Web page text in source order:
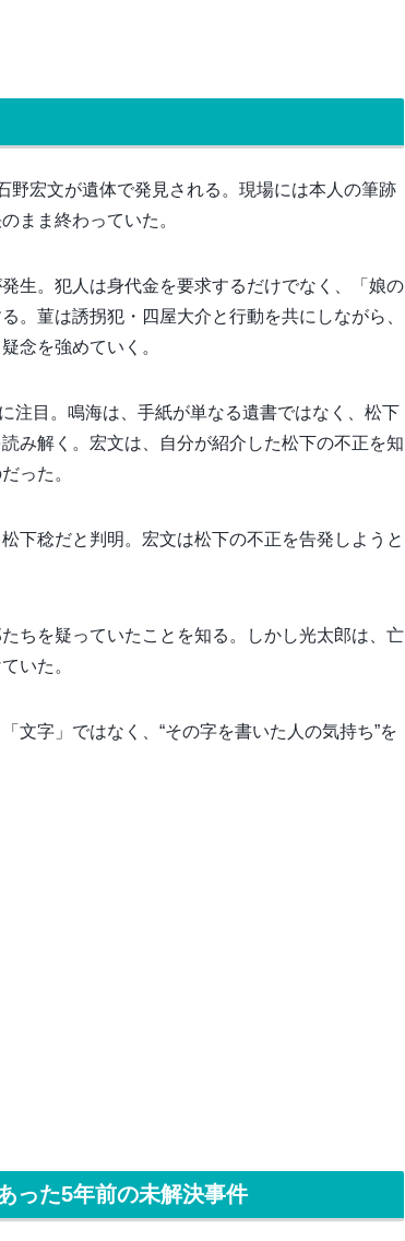
宏文が遺体で発見される。現場には本人の筆跡
まま終わっていた。
生。犯人は身代金を要求するだけでなく、「娘の
。菫は誘拐犯・四屋大介と行動を共にしながら、
念を強めていく。
注目。鳴海は、手紙が単なる遺書ではなく、松下
み解く。宏文は、自分が紹介した松下の不正を知
った。
下稔だと判明。宏文は松下の不正を告発しようと
ちを疑っていたことを知る。しかし光太郎は、亡
いた。
文字」ではなく、“その字を書いた人の気持ち”を
った5年前の未解決事件